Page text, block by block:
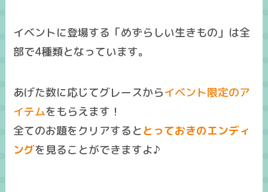
イベントに登場する「めずらしい生きもの」は全
部で4種類となっています。
あげた数に応じてグレースからイベント限定のア
イテムをもらえます！
全てのお題をクリアするととっておきのエンディ
ングを見ることができますよ♪